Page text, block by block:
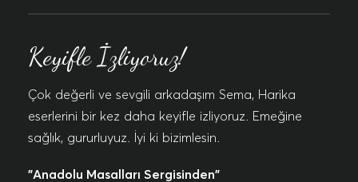
Keyifle İzliyoruz!
Çok değerli ve sevgili arkadaşım Sema, Harika
eserlerini bir kez daha keyifle izliyoruz. Emeğine
sağlık, gururluyuz. İyi ki bizimlesin.
"Anadolu Masalları Sergisinden"